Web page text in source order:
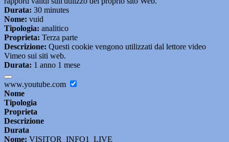
Durata: 30 minutes
Nome: vuid
Tipologia: analitico
Proprieta: Terza parte
Descrizione: Questi cookie vengono utilizzati dal lettore video
Vimeo sui siti web.
Durata: 1 anno 1 mese
www.youtube.com
Nome
Tipologia
Proprieta
Descrizione
Durata
Nome: VISITOR_INFO1_LIVE